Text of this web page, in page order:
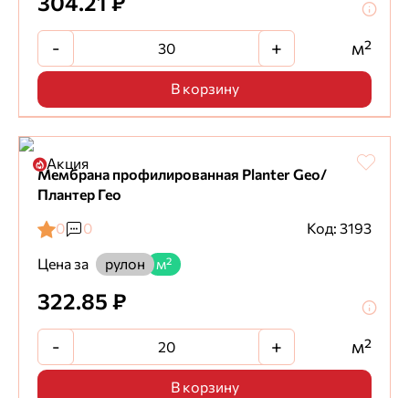
- + м²
В корзину
Акция
Мембрана профилированная Planter Geo/
Плантер Гео
0
0
Код: 3193
Цена за
рулон м²
322.85 ₽
- + м²
В корзину